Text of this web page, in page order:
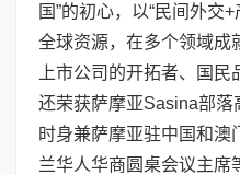
国”的初心，以“民间外交
全球资源，在多个领域成
上市公司的开拓者、国
还荣获萨摩亚Sasina部落
时身兼萨摩亚驻中国和澳
兰华人华商圆桌会议主席